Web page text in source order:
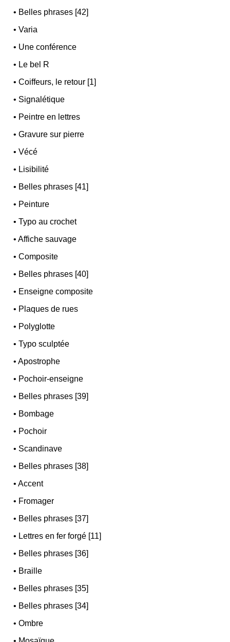
• Belles phrases [42]
•Varia
• Une conférence
• Le bel R
•Coiffeurs, le retour [1]
• Signalétique
• Peintre en lettres
•Gravure sur pierre
•Vécé
• Lisibilité
• Belles phrases [41]
• Peinture
•Typo au crochet
•Affiche sauvage
•Composite
• Belles phrases [40]
• Enseigne composite
• Plaques de rues
• Polyglotte
•Typo sculptée
•Apostrophe
• Pochoir-enseigne
• Belles phrases [39]
• Bombage
• Pochoir
• Scandinave
• Belles phrases [38]
•Accent
• Fromager
• Belles phrases [37]
• Lettres en fer forgé [11]
• Belles phrases [36]
• Braille
• Belles phrases [35]
• Belles phrases [34]
•Ombre